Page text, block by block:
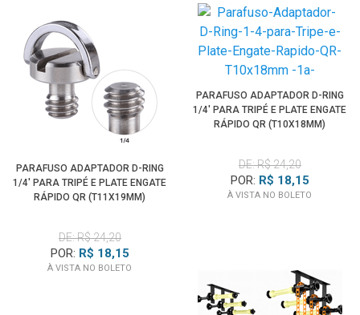
PARAFUSO ADAPTADOR D-RING
1/4' PARA TRIPÉ E PLATE ENGATE
RÁPIDO QR (T11X19MM)
DE: R$ 24,20
POR: R$ 18,15
À VISTA NO BOLETO
PARAFUSO ADAPTADOR D-RING
1/4' PARA TRIPÉ E PLATE ENGATE
RÁPIDO QR (T10X18MM)
DE: R$ 24,20
POR: R$ 18,15
À VISTA NO BOLETO